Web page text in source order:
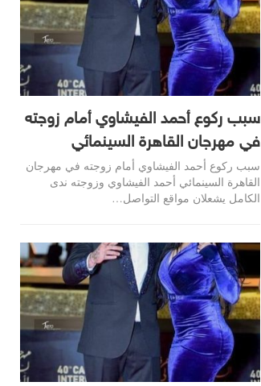
سبب ركوع أحمد الفيشاوي أمام زوجته
في مهرجان القاهرة السينمائي
سبب ركوع أحمد الفيشاوي أمام زوجته في مهرجان
القاهرة السينمائي أحمد الفيشاوي وزوجته ندى
الكامل يشعلان مواقع التواصل…